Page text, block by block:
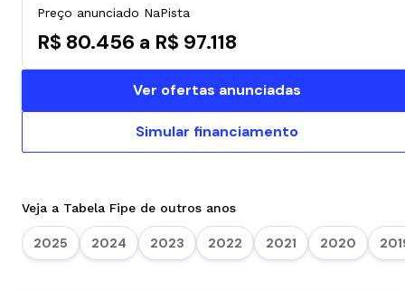
Preço anunciado NaPista
R$ 80.456 a R$ 97.118
Ver ofertas anunciadas
Simular financiamento
Veja a Tabela Fipe de outros anos
2025 2024 2023 2022 2021 2020